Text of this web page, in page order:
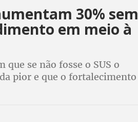
30% sem
em meio à
que se não fosse o SUS o
pior e que o fortalecimento